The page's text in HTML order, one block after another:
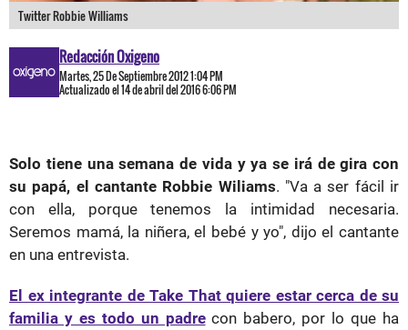
Twitter Robbie Williams
Redacción Oxigeno
Martes, 25 De Septiembre 2012 1:04 PM
Actualizado el 14 de abril del 2016 6:06 PM
Solo tiene una semana de vida y ya se irá de gira con
su papá, el cantante Robbie Wiliams. "Va a ser fácil ir
con ella, porque tenemos la intimidad necesaria.
Seremos mamá, la niñera, el bebé y yo", dijo el cantante
en una entrevista.
El ex integrante de Take That quiere estar cerca de su
familia y es todo un padre con babero, por lo que ha